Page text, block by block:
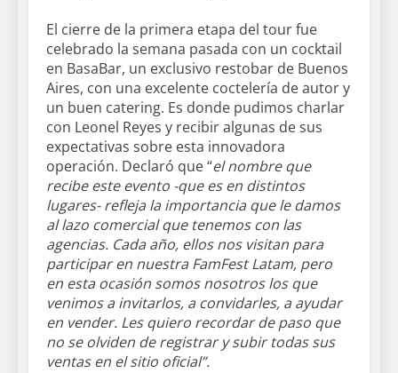
El cierre de la primera etapa del tour fue
celebrado la semana pasada con un cocktail
en BasaBar, un exclusivo restobar de Buenos
Aires, con una excelente coctelería de autor y
un buen catering. Es donde pudimos charlar
con Leonel Reyes y recibir algunas de sus
expectativas sobre esta innovadora
operación. Declaró que “el nombre que
recibe este evento -que es en distintos
lugares- refleja la importancia que le damos
al lazo comercial que tenemos con las
agencias. Cada año, ellos nos visitan para
participar en nuestra FamFest Latam, pero
en esta ocasión somos nosotros los que
venimos a invitarlos, a convidarles, a ayudar
en vender. Les quiero recordar de paso que
no se olviden de registrar y subir todas sus
ventas en el sitio oficial”.